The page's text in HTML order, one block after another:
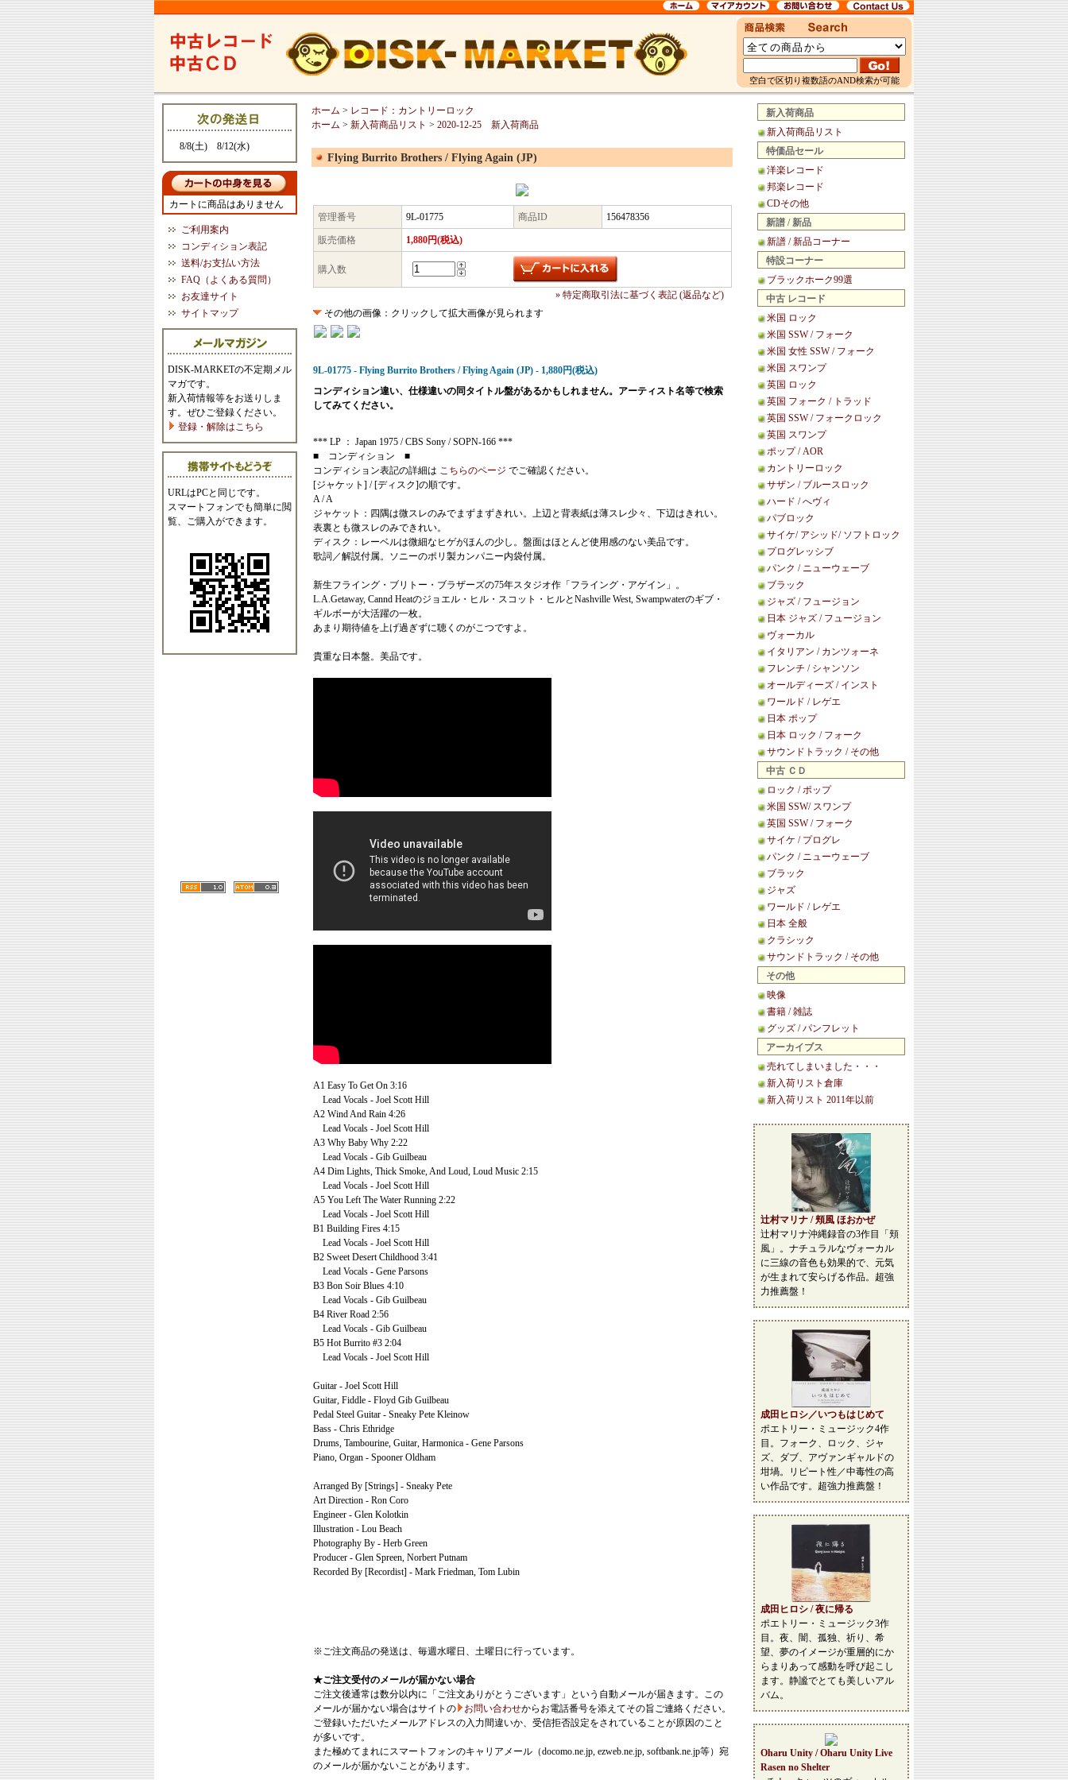
空白で区切り複数語のAND検索が可能
8/8(土) 8/12(水)
カートに商品はありません
ご利用案内
コンディション表記
送料/お支払い方法
FAQ（よくある質問）
お友達サイト
サイトマップ
DISK-MARKETの不定期メル
マガです。
新入荷情報等をお送りしま
す。ぜひご登録ください。
登録・解除はこちら
URLはPCと同じです。
スマートフォンでも簡単に閲
覧、ご購入ができます。
新入荷商品
新入荷商品リスト
特価品セール
洋楽レコード
邦楽レコード
CDその他
新譜 / 新品
新譜 / 新品コーナー
特設コーナー
ブラックホーク99選
中古 レコード
米国 ロック
米国 SSW / フォーク
米国 女性 SSW / フォーク
米国 スワンプ
英国 ロック
英国 フォーク / トラッド
英国 SSW / フォークロック
英国 スワンプ
ポップ / AOR
カントリーロック
サザン / ブルースロック
ハード / へヴィ
パブロック
サイケ/ アシッド/ ソフトロック
プログレッシブ
パンク / ニューウェーブ
ブラック
ジャズ / フュージョン
日本 ジャズ / フュージョン
ヴォーカル
イタリアン / カンツォーネ
フレンチ / シャンソン
オールディーズ / インスト
ワールド / レゲエ
日本 ポップ
日本 ロック / フォーク
サウンドトラック / その他
中古 ＣＤ
ロック / ポップ
米国 SSW/ スワンプ
英国 SSW / フォーク
サイケ / プログレ
パンク / ニューウェーブ
ブラック
ジャズ
ワールド / レゲエ
日本 全般
クラシック
サウンドトラック / その他
その他
映像
書籍 / 雑誌
グッズ / パンフレット
アーカイブス
売れてしまいました・・・
新入荷リスト倉庫
新入荷リスト 2011年以前
辻村マリナ / 頬風 ほおかぜ
辻村マリナ沖縄録音の3作目「頬
風」。ナチュラルなヴォーカル
に三線の音色も効果的で、元気
が生まれて安らげる作品。超強
力推薦盤！
成田ヒロシ／いつもはじめて
ポエトリー・ミュージック4作
目。フォーク、ロック、ジャ
ズ、ダブ、アヴァンギャルドの
坩堝。リピート性／中毒性の高
い作品です。超強力推薦盤！
成田ヒロシ / 夜に帰る
ポエトリー・ミュージック3作
目。夜、闇、孤独、祈り、希
望、夢のイメージが重層的にか
らまりあって感動を呼び起こし
ます。静謐でとても美しいアル
バム。
Oharu Unity / Oharu Unity Live
Rasen no Shelter
ホーム > レコード：カントリーロック
ホーム > 新入荷商品リスト > 2020-12-25 新入荷商品
Flying Burrito Brothers / Flying Again (JP)
管理番号 9L-01775 商品ID 156478356
販売価格 1,880円(税込)
購入数
» 特定商取引法に基づく表記 (返品など)
その他の画像：クリックして拡大画像が見られます
9L-01775 - Flying Burrito Brothers / Flying Again (JP) - 1,880円(税込)
コンディション違い、仕様違いの同タイトル盤があるかもしれません。アーティスト名等で検索
してみてください。
*** LP ： Japan 1975 / CBS Sony / SOPN-166 ***
■ コンディション ■
コンディション表記の詳細は こちらのページ でご確認ください。
[ジャケット] / [ディスク]の順です。
A / A
ジャケット：四隅は微スレのみでまずまずきれい。上辺と背表紙は薄スレ少々、下辺はきれい。
表裏とも微スレのみできれい。
ディスク：レーベルは微細なヒゲがほんの少し。盤面はほとんど使用感のない美品です。
歌詞／解説付属。ソニーのポリ製カンパニー内袋付属。
新生フライング・ブリトー・ブラザーズの75年スタジオ作「フライング・アゲイン」。
L.A.Getaway, Cannd Heatのジョエル・ヒル・スコット・ヒルとNashville West, Swampwaterのギブ・
ギルボーが大活躍の一枚。
あまり期待値を上げ過ぎずに聴くのがこつですよ。
貴重な日本盤。美品です。
A1 Easy To Get On 3:16
Lead Vocals - Joel Scott Hill
A2 Wind And Rain 4:26
Lead Vocals - Joel Scott Hill
A3 Why Baby Why 2:22
Lead Vocals - Gib Guilbeau
A4 Dim Lights, Thick Smoke, And Loud, Loud Music 2:15
Lead Vocals - Joel Scott Hill
A5 You Left The Water Running 2:22
Lead Vocals - Joel Scott Hill
B1 Building Fires 4:15
Lead Vocals - Joel Scott Hill
B2 Sweet Desert Childhood 3:41
Lead Vocals - Gene Parsons
B3 Bon Soir Blues 4:10
Lead Vocals - Gib Guilbeau
B4 River Road 2:56
Lead Vocals - Gib Guilbeau
B5 Hot Burrito #3 2:04
Lead Vocals - Joel Scott Hill
Guitar - Joel Scott Hill
Guitar, Fiddle - Floyd Gib Guilbeau
Pedal Steel Guitar - Sneaky Pete Kleinow
Bass - Chris Ethridge
Drums, Tambourine, Guitar, Harmonica - Gene Parsons
Piano, Organ - Spooner Oldham
Arranged By [Strings] - Sneaky Pete
Art Direction - Ron Coro
Engineer - Glen Kolotkin
Illustration - Lou Beach
Photography By - Herb Green
Producer - Glen Spreen, Norbert Putnam
Recorded By [Recordist] - Mark Friedman, Tom Lubin
※ご注文商品の発送は、毎週水曜日、土曜日に行っています。
★ご注文受付のメールが届かない場合
ご注文後通常は数分以内に「ご注文ありがとうございます」という自動メールが届きます。この
メールが届かない場合はサイトの
お問い合わせからお電話番号を添えてその旨ご連絡ください。
ご登録いただいたメールアドレスの入力間違いか、受信拒否設定をされていることが原因のこと
が多いです。
また極めてまれにスマートフォンのキャリアメール（docomo.ne.jp, ezweb.ne.jp, softbank.ne.jp等）宛
のメールが届かないことがあります。